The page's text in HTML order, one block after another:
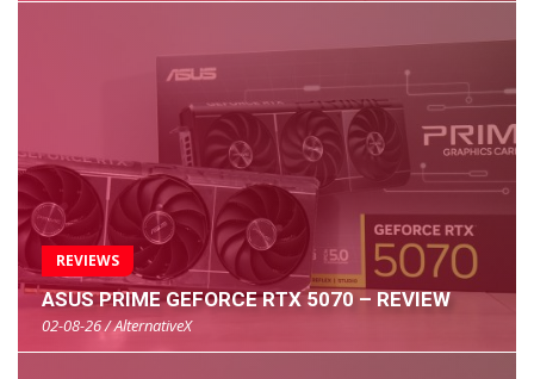
REVIEWS
ASUS PRIME GEFORCE RTX 5070 – REVIEW
02-08-26 / AlternativeX